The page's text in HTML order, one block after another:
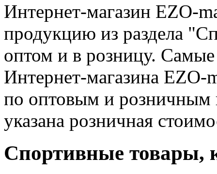
Интернет-магазин EZO-
продукцию из раздела
оптом и в розницу.
Интернет-магазина
по оптовым и розничным
указана розничная
Спортивные товары,